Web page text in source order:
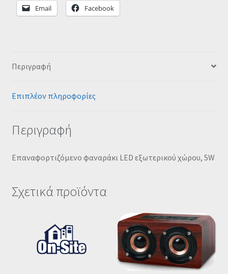
Email Facebook
Περιγραφή
Επιπλέον πληροφορίες
Περιγραφή
Επαναφορτιζόμενο φαναράκι LED εξωτερικού χώρου, 5W
Σχετικά προϊόντα